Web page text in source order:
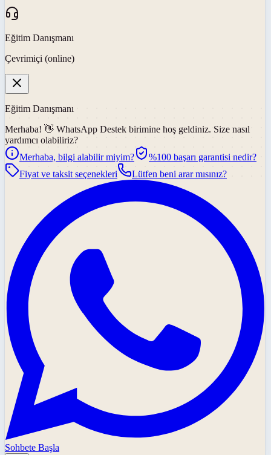
Eğitim Danışmanı
Çevrimiçi (online)
Eğitim Danışmanı
Merhaba! 👋 WhatsApp Destek birimine hoş geldiniz. Size nasıl
yardımcı olabiliriz?
Merhaba, bilgi alabilir miyim?
%100 başarı garantisi nedir?
Fiyat ve taksit seçenekleri
Lütfen beni arar mısınız?
Sohbete Başla